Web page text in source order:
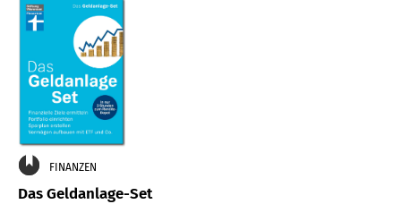
FINANZEN
Das Geldanlage-Set